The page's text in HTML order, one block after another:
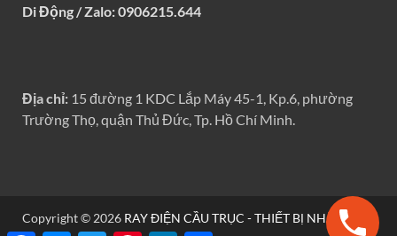
Di Động / Zalo: 0906215.644
Địa chỉ: 15 đường 1 KDC Lắp Máy 45-1, Kp.6, phường
Trường Thọ, quận Thủ Đức, Tp. Hồ Chí Minh.
Copyright © 2026 RAY ĐIỆN CẦU TRỤC - THIẾT BỊ NHẬT HÀN